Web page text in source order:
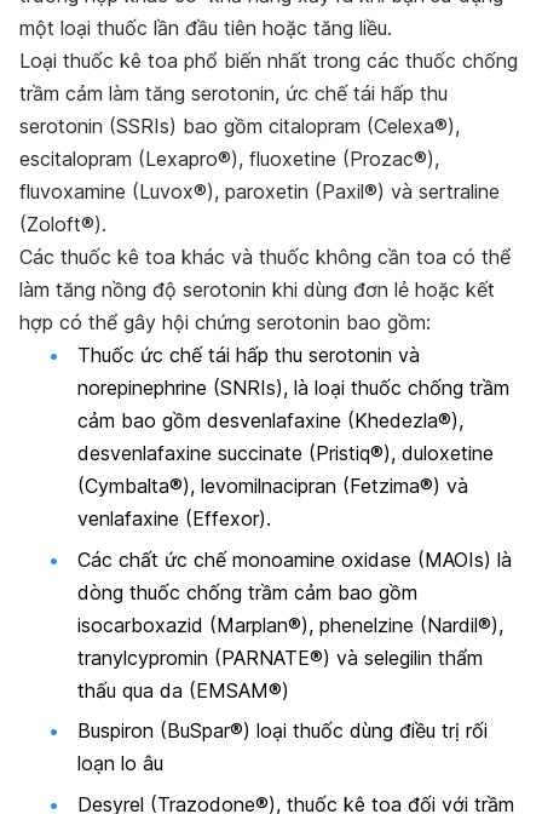
một loại thuốc lần đầu tiên hoặc tăng liều.
Loại thuốc kê toa phổ biến nhất trong các thuốc chống
trầm cảm làm tăng serotonin, ức chế tái hấp thu
serotonin (SSRIs) bao gồm citalopram (Celexa®),
escitalopram (Lexapro®), fluoxetine (Prozac®),
fluvoxamine (Luvox®), paroxetin (Paxil®) và sertraline
(Zoloft®).
Các thuốc kê toa khác và thuốc không cần toa có thể
làm tăng nồng độ serotonin khi dùng đơn lẻ hoặc kết
hợp có thể gây hội chứng serotonin bao gồm:
Thuốc ức chế tái hấp thu serotonin và
norepinephrine (SNRIs), là loại thuốc chống trầm
cảm bao gồm desvenlafaxine (Khedezla®),
desvenlafaxine succinate (Pristiq®), duloxetine
(Cymbalta®), levomilnacipran (Fetzima®) và
venlafaxine (Effexor).
Các chất ức chế monoamine oxidase (MAOIs) là
dòng thuốc chống trầm cảm bao gồm
isocarboxazid (Marplan®), phenelzine (Nardil®),
tranylcypromin (PARNATE®) và selegilin thẩm
thấu qua da (EMSAM®)
Buspiron (BuSpar®) loại thuốc dùng điều trị rối
loạn lo âu
Desyrel (Trazodone®), thuốc kê toa đối với trầm